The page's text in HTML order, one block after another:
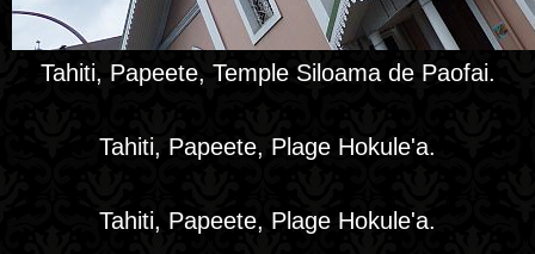
Tahiti, Papeete, Temple Siloama de Paofai.
Tahiti, Papeete, Plage Hokule'a.
Tahiti, Papeete, Plage Hokule'a.